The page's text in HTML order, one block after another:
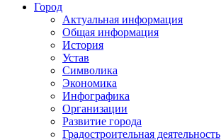
Город
Актуальная информация
Общая информация
История
Устав
Символика
Экономика
Инфографика
Организации
Развитие города
Градостроительная деятельность